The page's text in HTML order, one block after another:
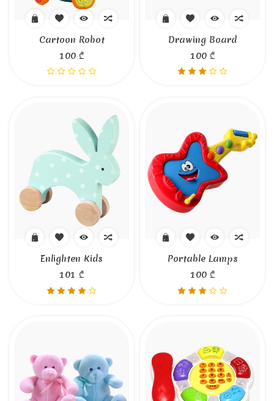
Cartoon Robot
100 ₾
Drawing Board
100 ₾
Enlighten Kids
101 ₾
Portable Lamps
100 ₾